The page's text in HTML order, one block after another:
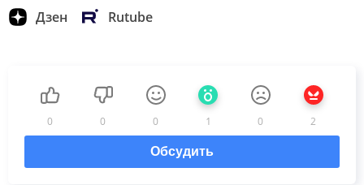
Дзен Rutube
0 0 0 1 0 2
Обсудить